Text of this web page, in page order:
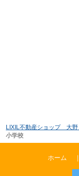
LIXIL不動産ショップ 大野
小学校
ホーム ｜